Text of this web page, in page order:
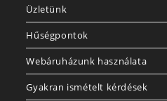
Üzletünk
Hűségpontok
Webáruházunk használata
Gyakran ismételt kérdések